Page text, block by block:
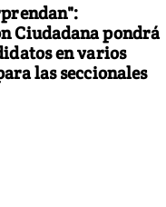
Ciudadana pondrá
en varios
las seccionales